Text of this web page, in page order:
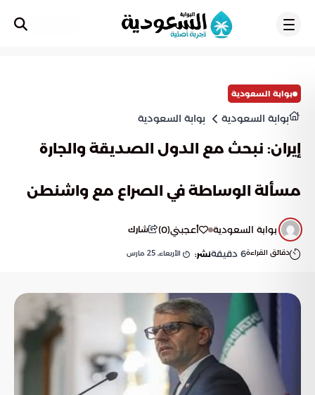
بوابة السعودية
بوابة السعودية بوابة السعودية
إيران: نبحث مع الدول الصديقة والجارة
مسألة الوساطة في الصراع مع واشنطن
بوابة السعودية أعجبني(
0
) شارك
دقائق القراءة6 دقيقةنشر: الأربعاء, 25 مارس